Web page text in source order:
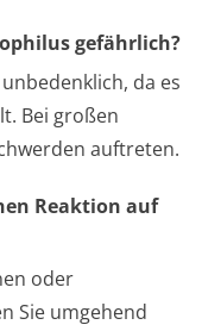
gefährlich?
da es
Bei großen
auftreten.
Reaktion auf
oder
Sie umgehend